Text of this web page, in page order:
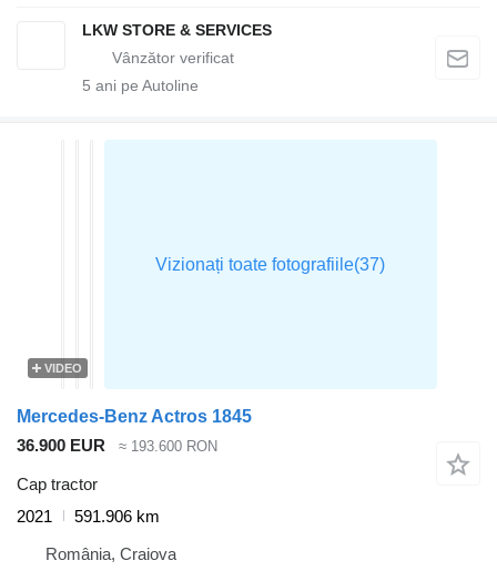
LKW STORE & SERVICES
5 ani pe Autoline
VIDEO
Mercedes-Benz Actros 1845
36.900 EUR
≈ 193.600 RON
Cap tractor
2021
591.906 km
România, Craiova